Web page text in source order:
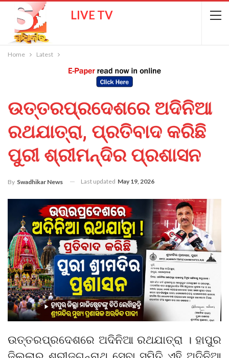
LIVE TV
Home Latest
ଉତ୍ତରପ୍ରଦେଶରେ ଅଦିନିଆ
ରଥଯାତ୍ରା, ପ୍ରତିବାଦ କରିଛି
ପୁରୀ ଶ୍ରୀମନ୍ଦିର ପ୍ରଶାସନ
By Swadhikar News Last updated May 19, 2026
ଉତ୍ତରପ୍ରଦେଶରେ ଅଦିନିଆ ରଥଯାତ୍ରା । ହାପୁର